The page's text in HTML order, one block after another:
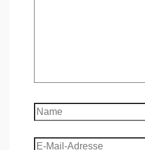
Name
E-